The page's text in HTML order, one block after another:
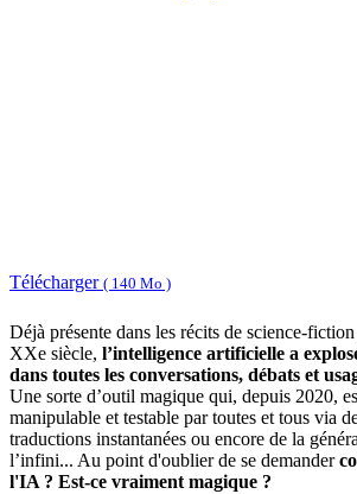
Télécharger ( 140 Mo )
Déjà présente dans les récits de science-
XXe siècle, l’intelligence artificielle a
dans toutes les conversations, débats et
Une sorte d’outil magique qui, depuis 2020,
manipulable et testable par toutes et tous via
traductions instantanées ou encore de la
l’infini... Au point d'oublier de se demander
l'IA ? Est-ce vraiment magique ?